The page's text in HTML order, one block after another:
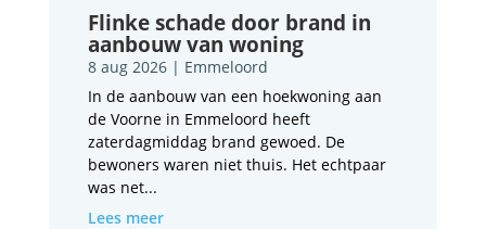
Flinke schade door brand in
aanbouw van woning
8 aug 2026| Emmeloord
In de aanbouw van een hoekwoning aan
de Voorne in Emmeloord heeft
zaterdagmiddag brand gewoed. De
bewoners waren niet thuis. Het echtpaar
was net...
Lees meer